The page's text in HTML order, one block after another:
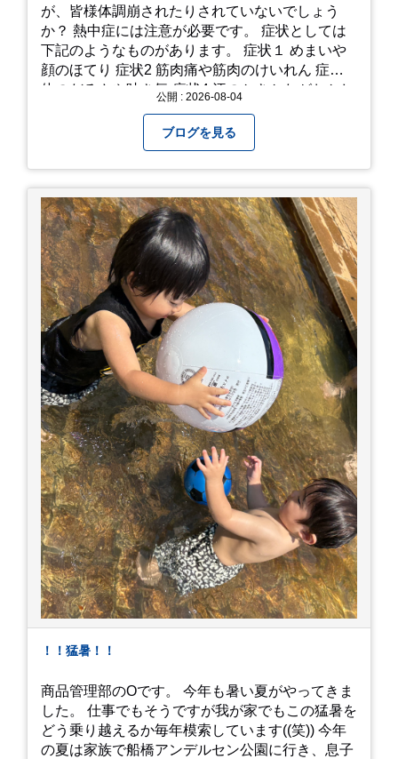
が、皆様体調崩されたりされていないでしょう
か？ 熱中症には注意が必要です。 症状としては
下記のようなものがあります。 症状１ めまいや
顔のほてり 症状2 筋肉痛や筋肉のけいれん 症状3
体のだるさや吐き気 症状4 汗のかきかたがおかし
に反応しない、まっすぐ歩けない 症状7 水分補給
に医療機関へ相談、または救急車を呼びましょう
□涼しい場所へ移動しましょう □衣服を脱がし、
体を冷やして体温を下げましょう □塩分や水分を
補給しましょう 一番大切な命を守って、夏を乗り
切りましょう！
公開 : 2026-08-04
ブログを見る
！！猛暑！！
商品管理部のOです。 今年も暑い夏がやってきま
した。 仕事でもそうですが我が家でもこの猛暑を
どう乗り越えるか毎年模索しています((笑)) 今年
の夏は家族で船橋アンデルセン公園に行き、息子